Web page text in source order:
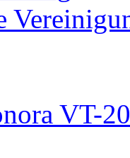
VT-